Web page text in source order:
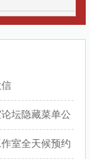
坛隐藏菜单公
室全天候预约